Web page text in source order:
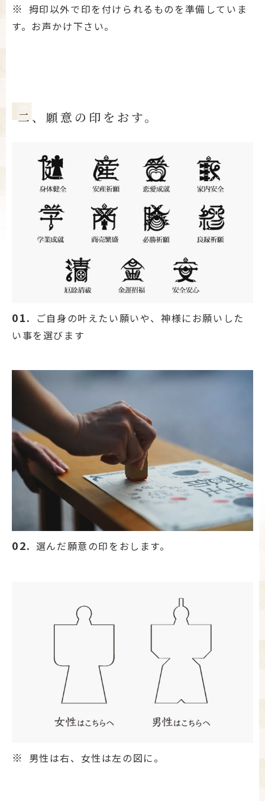
※ 拇印以外で印を付けられるものを準備していま
す。お声かけ下さい。
二、願意の印をおす。
01.
ご自身の叶えたい願いや、神様にお願いした
い事を選びます
02. 選んだ願意の印をおします。
※ 男性は右、女性は左の図に。